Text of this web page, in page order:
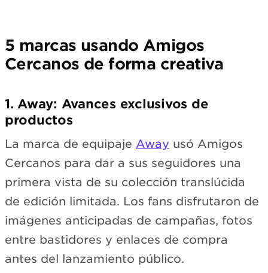
5 marcas usando Amigos
Cercanos de forma creativa
1. Away: Avances exclusivos de
productos
La marca de equipaje Away usó Amigos
Cercanos para dar a sus seguidores una
primera vista de su colección translúcida
de edición limitada. Los fans disfrutaron de
imágenes anticipadas de campañas, fotos
entre bastidores y enlaces de compra
antes del lanzamiento público.